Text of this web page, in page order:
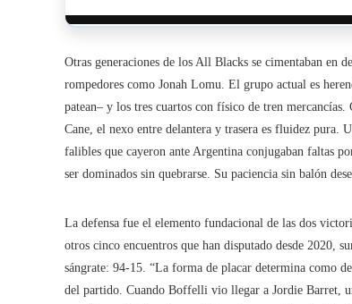
Otras generaciones de los All Blacks se cimentaban en
rompedores como Jonah Lomu. El grupo actual es
patean– y los tres cuartos con físico de tren
Cane, el nexo entre delantera y trasera es fluidez pura.
falibles que cayeron ante Argentina conjugaban faltas
ser dominados sin quebrarse. Su paciencia sin balón
La defensa fue el elemento fundacional de las dos
otros cinco encuentros que han disputado desde 2020,
sángrate: 94-15. “La forma de placar determina como
del partido. Cuando Boffelli vio llegar a Jordie Barret,